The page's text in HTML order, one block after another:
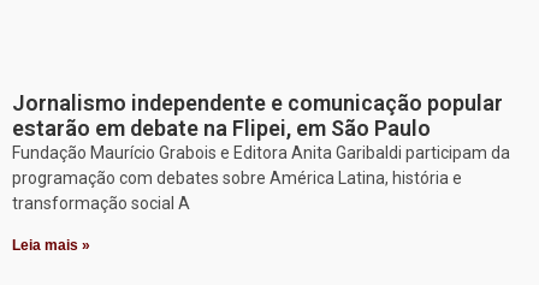
Jornalismo independente e comunicação popular
estarão em debate na Flipei, em São Paulo
Fundação Maurício Grabois e Editora Anita Garibaldi participam da
programação com debates sobre América Latina, história e
transformação social A
Leia mais »